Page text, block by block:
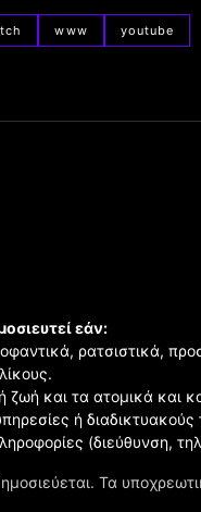
www youtube
Τα
εάν:
ρατσιστικά,
ζωή και τα ατομικά και
ή διαδικτυακούς
(διεύθυνση,